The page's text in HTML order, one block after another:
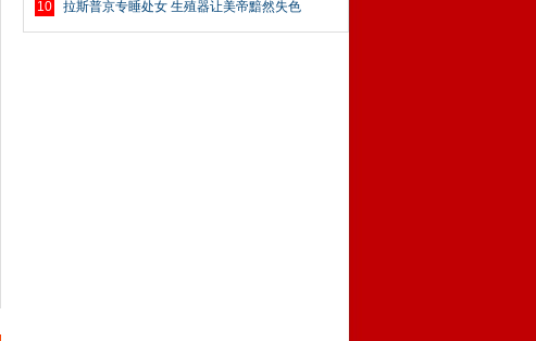
10
拉斯普京专睡处女 生殖器让美帝黯然失色